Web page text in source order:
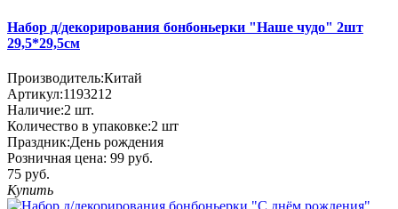
Набор д/декорирования бонбоньерки "Наше чудо" 2шт
29,5*29,5см
Производитель:Китай
Артикул:1193212
Наличие:2 шт.
Количество в упаковке:2 шт
Праздник:День рождения
Розничная цена: 99 руб.
75 руб.
Купить